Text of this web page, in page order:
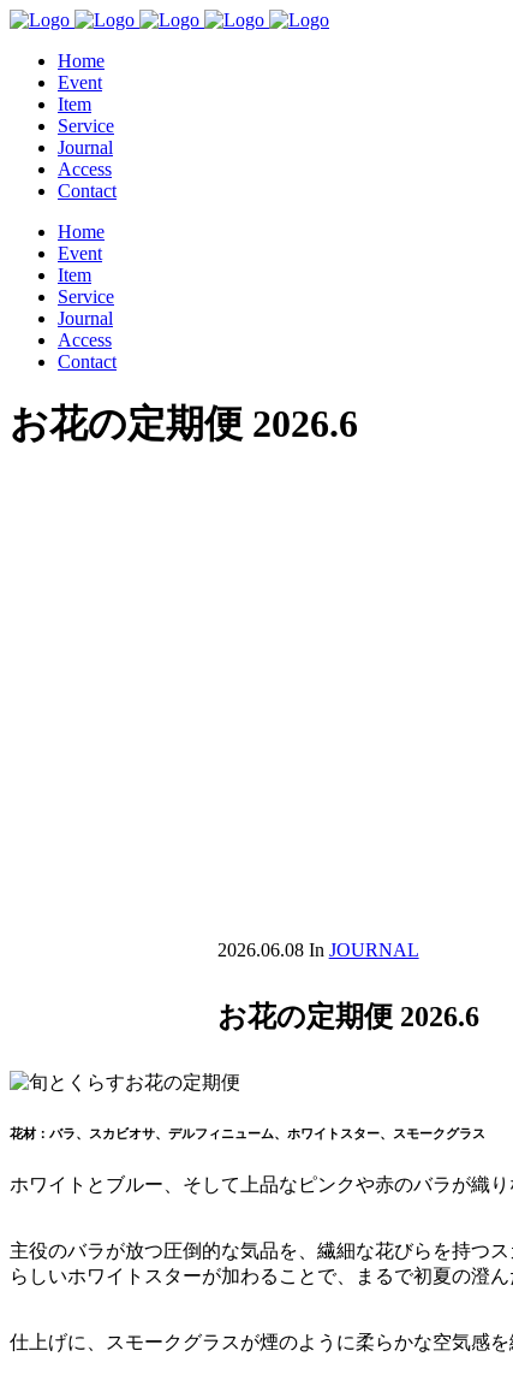
Home
Event
Item
Service
Journal
Access
Contact
Home
Event
Item
Service
Journal
Access
Contact
お花の定期便 2026.6
2026.06.08 In JOURNAL
お花の定期便 2026.6
花材：バラ、スカビオサ、デルフィニューム、ホワイトスター、スモークグラス
ホワイトとブルー、そして上品なピンクや赤のバラが織
主役のバラが放つ圧倒的な気品を、繊細な花びらを持つ
らしいホワイトスターが加わることで、まるで初夏の澄
仕上げに、スモークグラスが煙のように柔らかな空気感